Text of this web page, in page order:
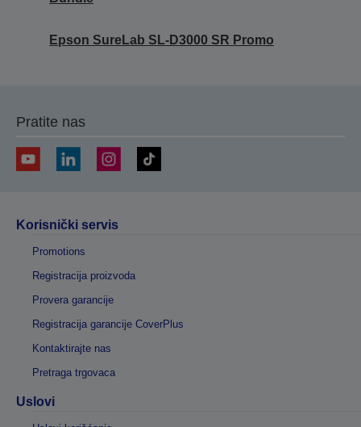
Epson SureLab SL-D3000 SR Promo
Pratite nas
Korisnički servis
Promotions
Registracija proizvoda
Provera garancije
Registracija garancije CoverPlus
Kontaktirajte nas
Pretraga trgovaca
Uslovi